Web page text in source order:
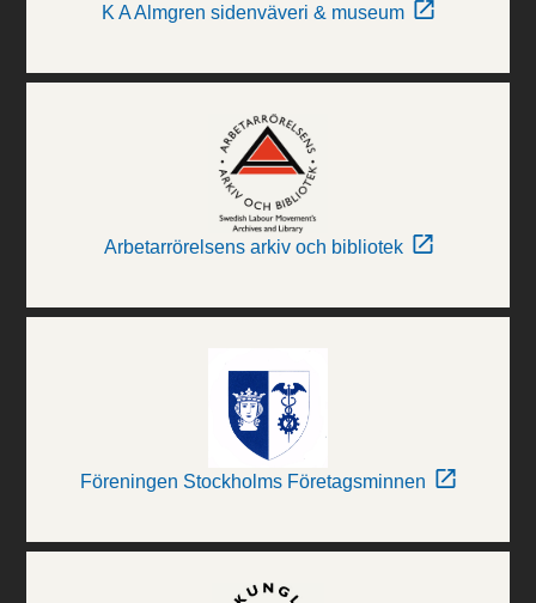
K A Almgren sidenväveri & museum
Arbetarrörelsens arkiv och bibliotek
Föreningen Stockholms Företagsminnen